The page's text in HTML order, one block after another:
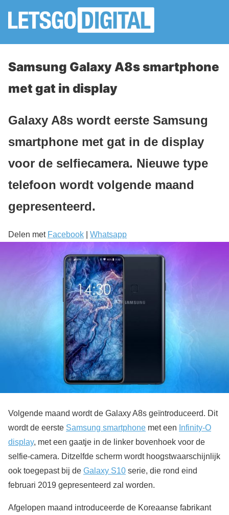
Samsung Galaxy A8s smartphone
met gat in display
Galaxy A8s wordt eerste Samsung
smartphone met gat in de display
voor de selfiecamera. Nieuwe type
telefoon wordt volgende maand
gepresenteerd.
Delen met Facebook Whatsapp
Volgende maand wordt de Galaxy A8s geïntroduceerd. Dit
wordt de eerste Samsung smartphone met een Infinity-O
display, met een gaatje in de linker bovenhoek voor de
selfie-camera. Ditzelfde scherm wordt hoogstwaarschijnlijk
ook toegepast bij de Galaxy S10 serie, die rond eind
februari 2019 gepresenteerd zal worden.
Afgelopen maand introduceerde de Koreaanse fabrikant